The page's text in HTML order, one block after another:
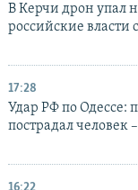
В Керчи дрон упал
российские власти
17:28
Удар РФ по Одессе:
пострадал человек